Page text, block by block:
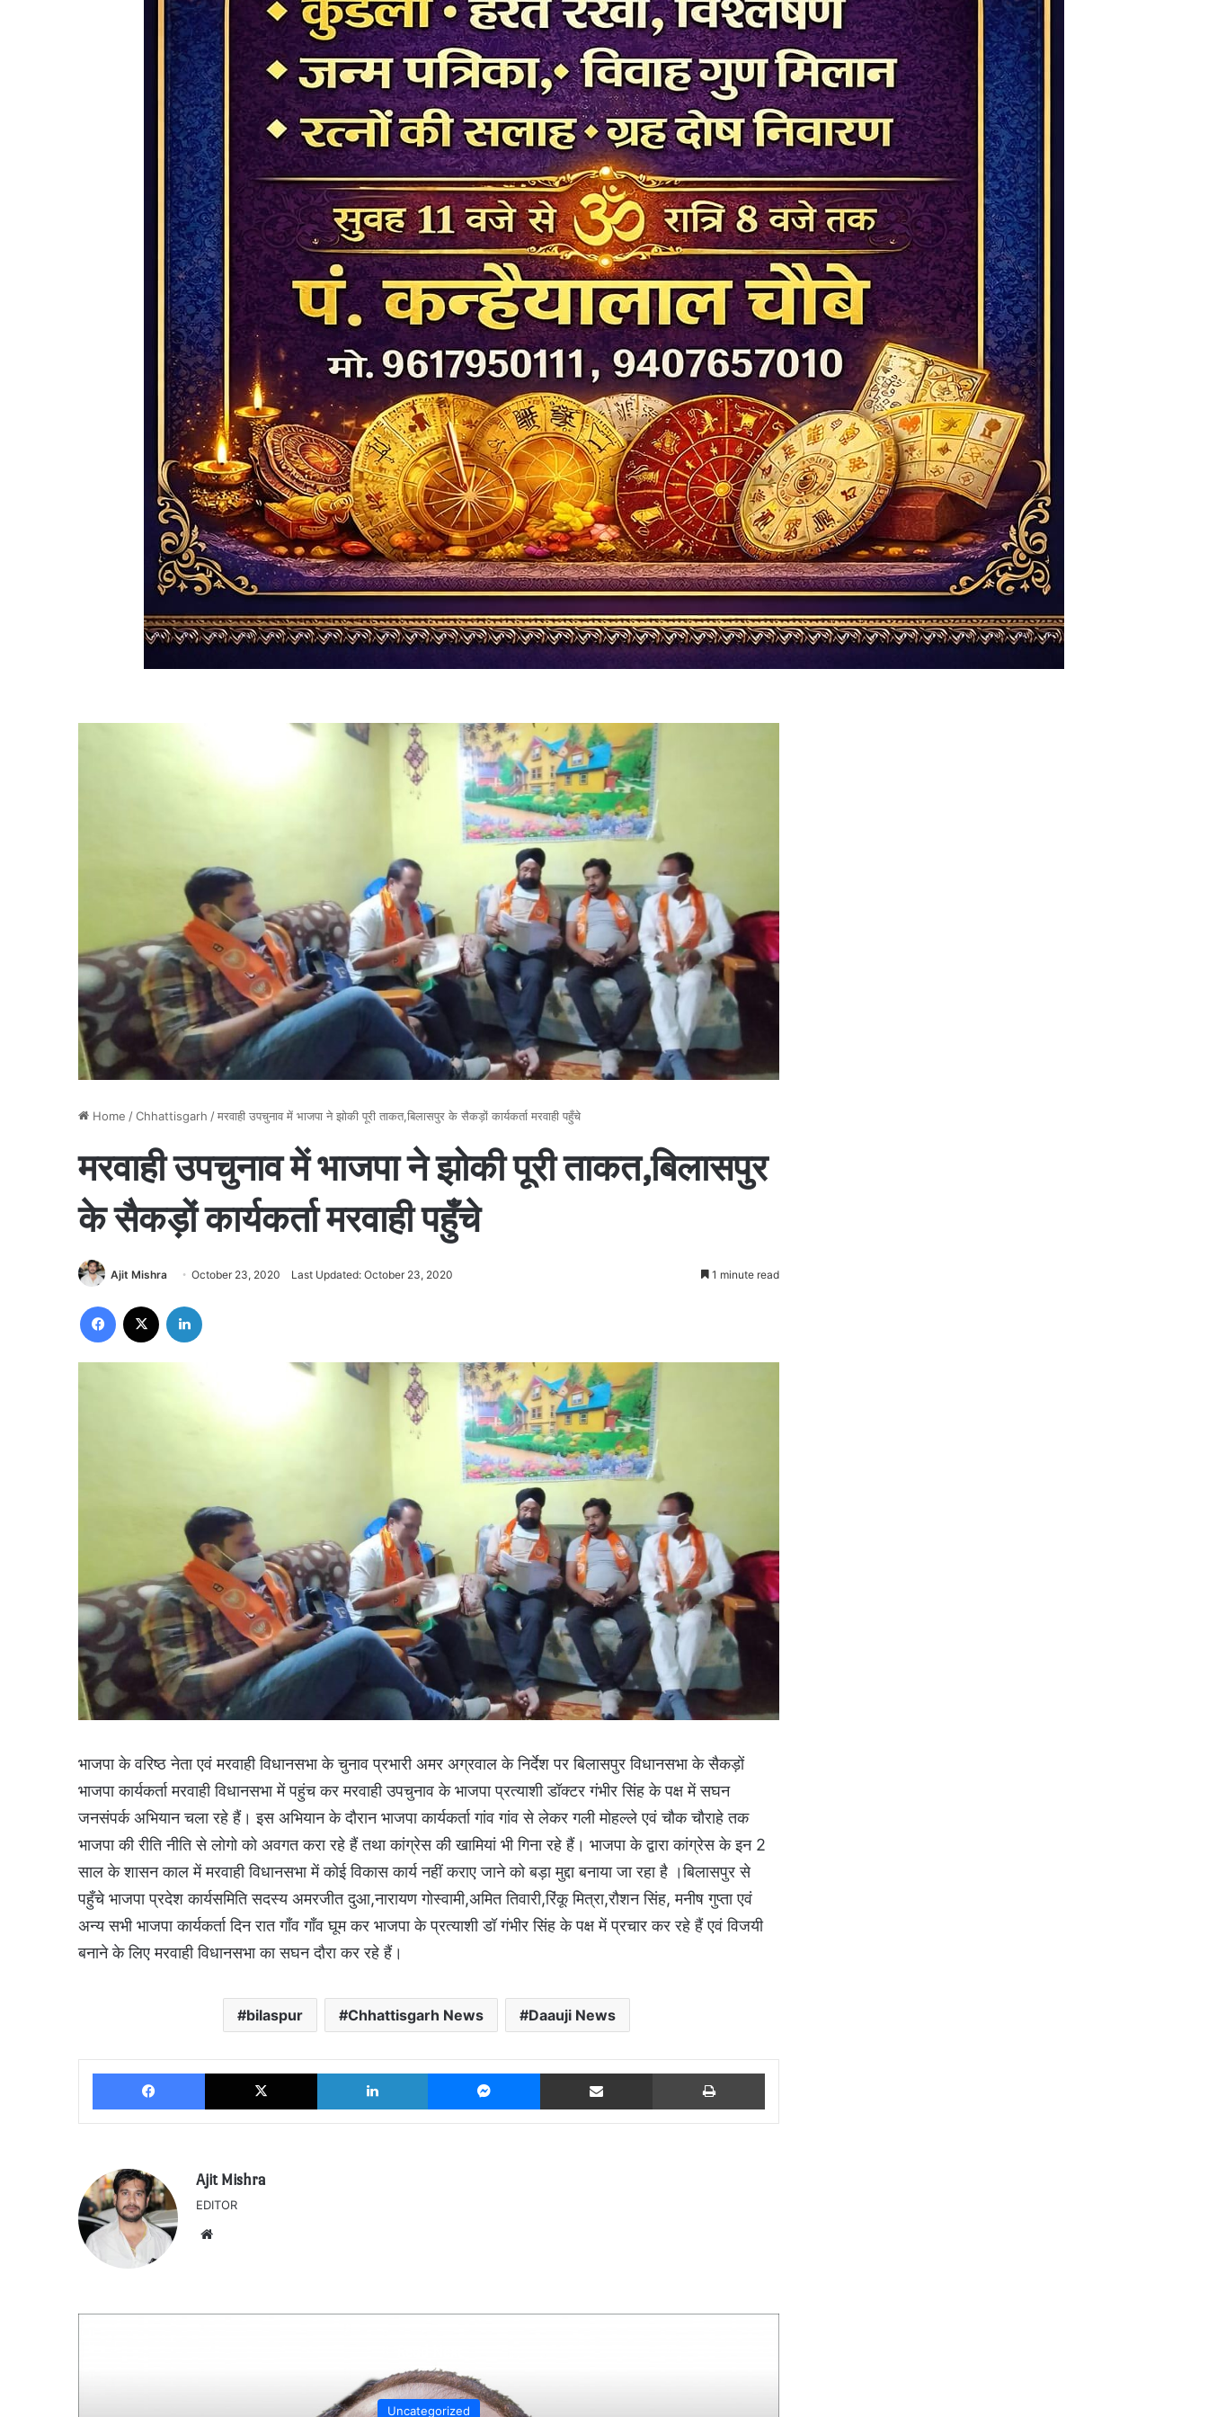
Home /Chhattisgarh /मरवाही उपचुनाव में भाजपा ने झोकी पूरी ताकत,बिलासपुर के सैकड़ों कार्यकर्ता मरवाही पहुँचे
मरवाही उपचुनाव में भाजपा ने झोकी पूरी ताकत,बिलासपुर
के सैकड़ों कार्यकर्ता मरवाही पहुँचे
Ajit Mishra October 23, 2020 Last Updated: October 23, 2020 1 minute read
Facebook
भाजपा के वरिष्ठ नेता एवं मरवाही विधानसभा के चुनाव प्रभारी अमर अग्रवाल के निर्देश पर बिलासपुर विधानसभा के सैकड़ों
भाजपा कार्यकर्ता मरवाही विधानसभा में पहुंच कर मरवाही उपचुनाव के भाजपा प्रत्याशी डॉक्टर गंभीर सिंह के पक्ष में सघन
जनसंपर्क अभियान चला रहे हैं। इस अभियान के दौरान भाजपा कार्यकर्ता गांव गांव से लेकर गली मोहल्ले एवं चौक चौराहे तक
भाजपा की रीति नीति से लोगो को अवगत करा रहे हैं तथा कांग्रेस की खामियां भी गिना रहे हैं। भाजपा के द्वारा कांग्रेस के इन 2
साल के शासन काल में मरवाही विधानसभा में कोई विकास कार्य नहीं कराए जाने को बड़ा मुद्दा बनाया जा रहा है ।बिलासपुर से
पहुँचे भाजपा प्रदेश कार्यसमिति सदस्य अमरजीत दुआ,नारायण गोस्वामी,अमित तिवारी,रिंकू मित्रा,रौशन सिंह, मनीष गुप्ता एवं
अन्य सभी भाजपा कार्यकर्ता दिन रात गाँव गाँव घूम कर भाजपा के प्रत्याशी डॉ गंभीर सिंह के पक्ष में प्रचार कर रहे हैं एवं विजयी
बनाने के लिए मरवाही विधानसभा का सघन दौरा कर रहे हैं।
bilaspur Chhattisgarh News Daauji News
Facebook X LinkedIn Messenger Share via Email Print
Ajit Mishra
EDITOR
Uncategorized